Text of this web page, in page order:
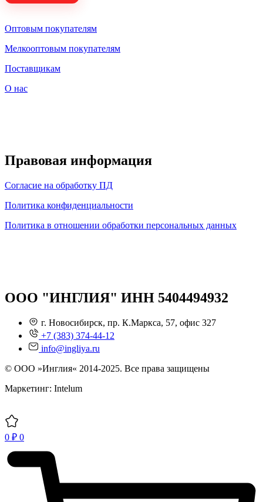
Оптовым покупателям
Мелкооптовым покупателям
Поставщикам
О нас
Правовая информация
Согласие на обработку ПД
Политика конфиденциальности
Политика в отношении обработки персональных данных
ООО "ИНГЛИЯ" ИНН 5404494932
г. Новосибирск, пр. К.Маркса, 57, офис 327
+7 (383) 374-44-12
info@ingliya.ru
© ООО »Инглия« 2014-2025. Все права защищены
Маркетинг: Intelum
0 ₽ 0